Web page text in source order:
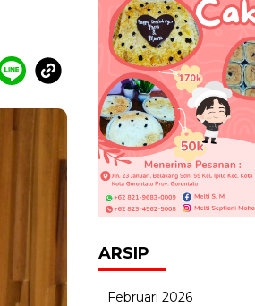
ARSIP
Februari 2026